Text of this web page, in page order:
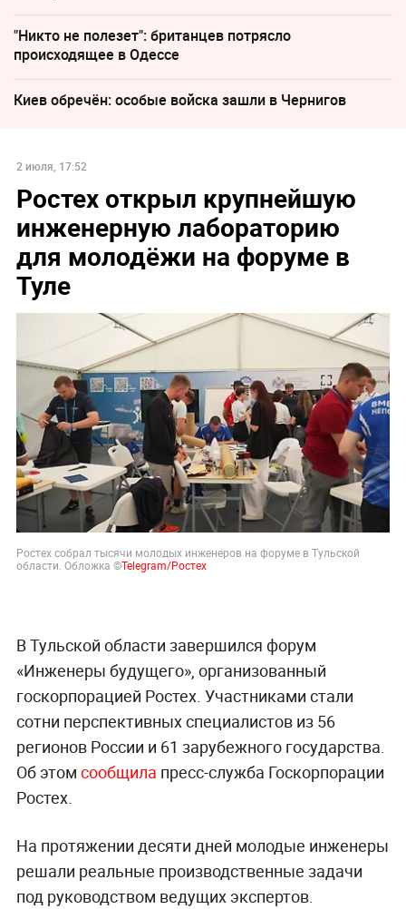
"Никто не полезет": британцев потрясло
происходящее в Одессе
Киев обречён: особые войска зашли в Чернигов
2 июля, 17:52
Ростех открыл крупнейшую
инженерную лабораторию
для молодёжи на форуме в
Туле
Ростех собрал тысячи молодых инженеров на форуме в Тульской
области. Обложка ©Telegram/Ростех
В Тульской области завершился форум
«Инженеры будущего», организованный
госкорпорацией Ростех. Участниками стали
сотни перспективных специалистов из 56
регионов России и 61 зарубежного государства.
Об этом сообщила пресс-служба Госкорпорации
Ростех.
На протяжении десяти дней молодые инженеры
решали реальные производственные задачи
под руководством ведущих экспертов.